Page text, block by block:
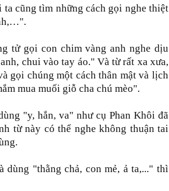
cũng tìm những cách gọi nghe thiệt
tử gọi con chim vàng anh nghe dịu
chui vào tay áo." Và từ rất xa xưa,
gọi chúng một cách thân mật và lịch
mua muối giỗ cha chú mèo".
"y, hắn, va" như cụ Phan Khôi đã
từ này có thể nghe không thuận tai
dùng "thằng chả, con mẻ, ả ta,..." thì